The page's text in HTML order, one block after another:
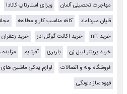
مهاجرت تحصیلی آلمان
ویزای استارتاپ کانادا
قلیان میرداماد
کافه مناسب کار و مطالعه
خرید nft
خرید اکانت گوگل ادز خرید زعفران
خرید پرینتر لیبل زن
باربری آفرتایم
فروشگاه لوله و اتصالات
لوازم یدکی ماشین های
قهوه ساز دلونگی